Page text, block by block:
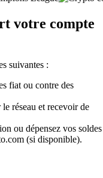
votre compte
suivantes :
fiat ou contre des
réseau et recevoir de
ou dépensez vos soldes
(si disponible).